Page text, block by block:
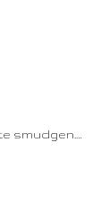
smudgen.…